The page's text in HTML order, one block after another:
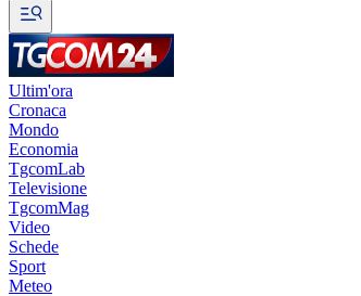
Ultim'ora
Cronaca
Mondo
Economia
TgcomLab
Televisione
TgcomMag
Video
Schede
Sport
Meteo